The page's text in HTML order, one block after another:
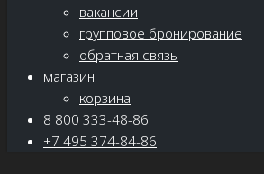
вакансии
групповое бронирование
обратная связь
магазин
корзина
8 800 333-48-86
+7 495 374-84-86